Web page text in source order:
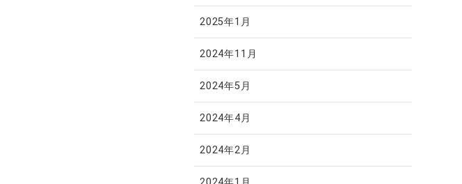
2025年1月
2024年11月
2024年5月
2024年4月
2024年2月